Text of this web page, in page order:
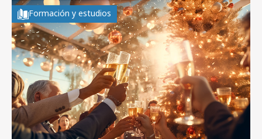
Formación y estudios